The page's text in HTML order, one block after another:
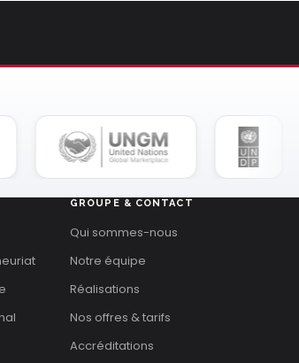
GROUPE & CONTACT
Qui sommes-nous
Notre équipe
Réalisations
Nos offres & tarifs
Accréditations